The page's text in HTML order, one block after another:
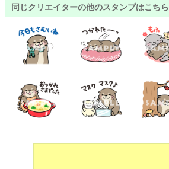
同じクリエイターの他のスタンプはこちら